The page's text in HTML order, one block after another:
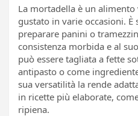
La mortadella è un alimento
gustato in varie occasioni. È
preparare panini o
consistenza morbida e al
può essere tagliata a fette
antipasto o come
sua versatilità la rende
in ricette più elaborate,
ripiena.